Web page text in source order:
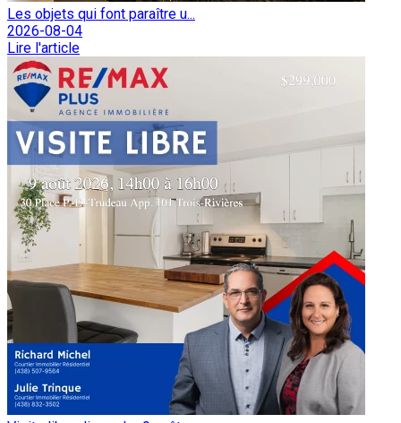
Les objets qui font paraître u...
2026-08-04
Lire l'article